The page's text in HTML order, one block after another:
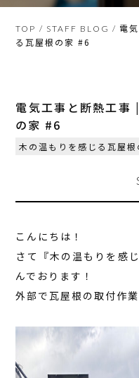
TOP / STAFF BLOG / 電
る瓦屋根の家 #6
電気工事と断熱工事
の家 #6
木の温もりを感じる瓦屋根
こんにちは！
さて『木の温もりを感
んでおります！
外部で瓦屋根の取付作